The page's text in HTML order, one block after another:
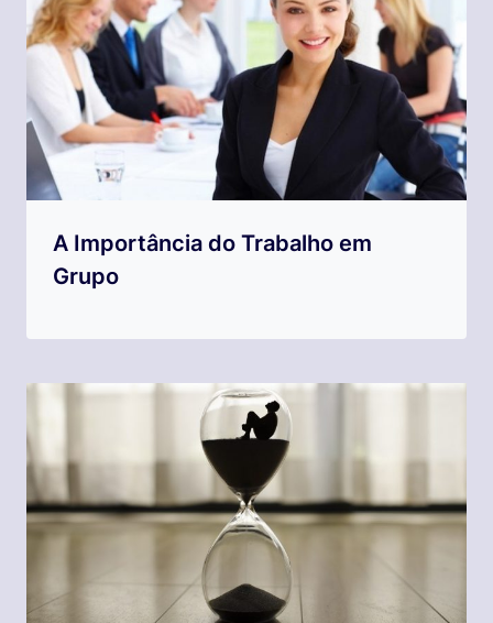
A Importância do Trabalho em
Grupo